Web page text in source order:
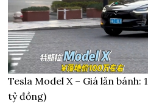
Tesla Model X – Giá lăn bánh:
tỷ đồng)